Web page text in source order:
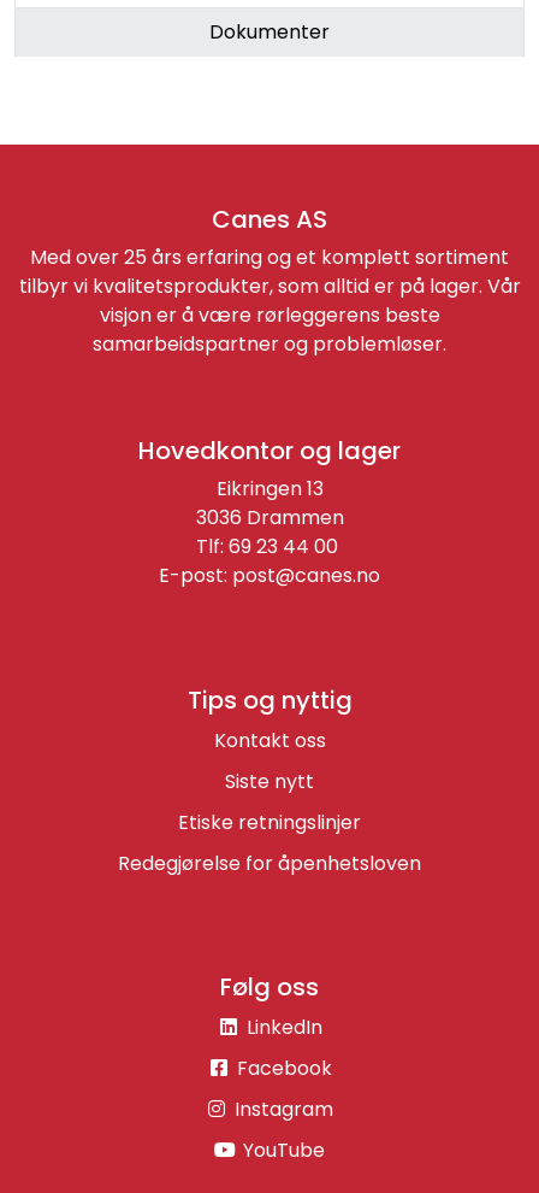
Dokumenter
Canes AS
Med over 25 års erfaring og et komplett sortiment
tilbyr vi kvalitetsprodukter, som alltid er på lager. Vår
visjon er å være rørleggerens beste
samarbeidspartner og problemløser.
Tips og nyttig
Kontakt oss
Siste nytt
Etiske retningslinjer
Redegjørelse for åpenhetsloven
Følg oss
LinkedIn
Facebook
Instagram
YouTube
Hovedkontor og lager
Eikringen 13
3036 Drammen
Tlf: 69 23 44 00
E-post: post@canes.no